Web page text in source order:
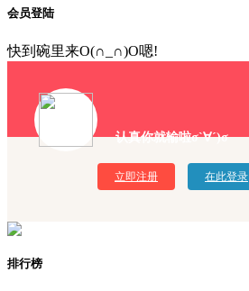
会员登陆
快到碗里来O(∩_∩)O嗯!
认真你就输啦σ`∀´)σ
立即注册 在此登录
排行榜